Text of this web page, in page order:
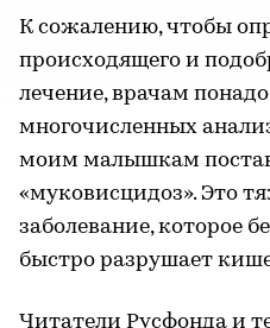
К сожалению, чтобы
происходящего и
лечение, врачам
многочисленных
моим малышкам
«муковисцидоз». Это
заболевание, которое
быстро разрушает
Читатели Русфонда и